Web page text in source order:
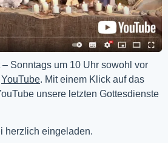
Sonntags um 10 Uhr sowohl vor
YouTube. Mit einem Klick auf das
unsere letzten Gottesdienste
herzlich eingeladen.